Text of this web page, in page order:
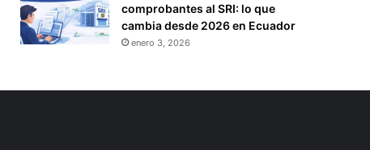
comprobantes al SRI: lo que
cambia desde 2026 en Ecuador
enero 3, 2026